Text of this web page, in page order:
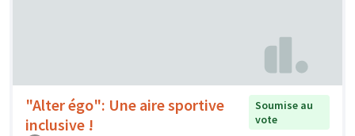
"Alter égo": Une aire sportive
inclusive !
Soumise au
vote